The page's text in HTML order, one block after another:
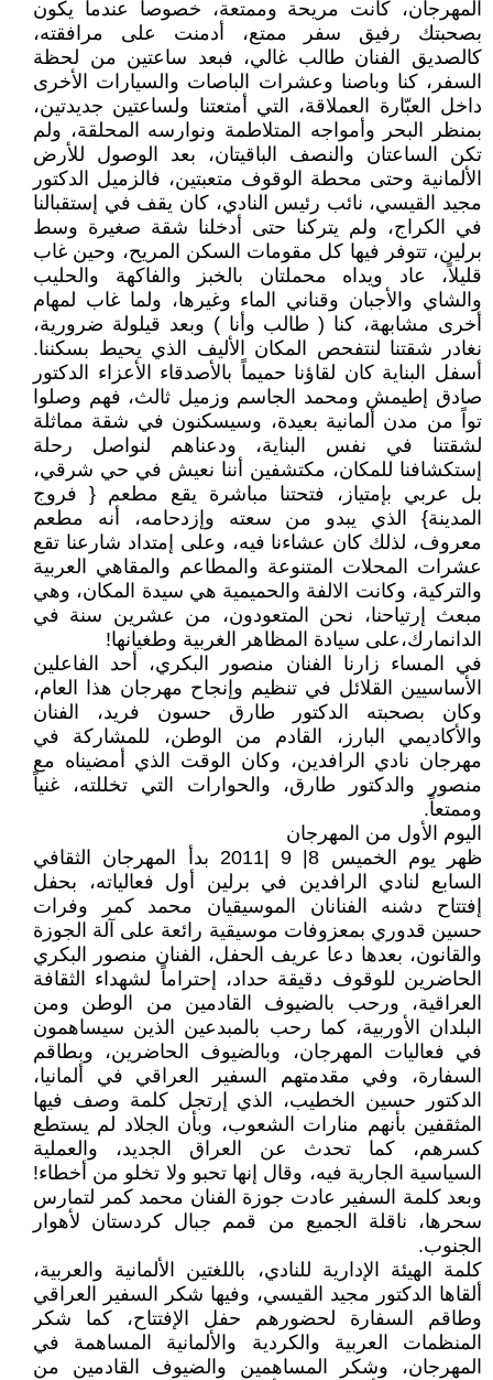
المهرجان، كانت مريحة وممتعة، خصوصاً عندما يكون
بصحبتك رفيق سفر ممتع، أدمنت على مرافقته،
كالصديق الفنان طالب غالي، فبعد ساعتين من لحظة
السفر، كنا وباصنا وعشرات الباصات والسيارات الأخرى
داخل العبّارة العملاقة، التي أمتعتنا ولساعتين جديدتين،
بمنظر البحر وأمواجه المتلاطمة ونوارسه المحلقة، ولم
تكن الساعتان والنصف الباقيتان، بعد الوصول للأرض
الألمانية وحتى محطة الوقوف متعبتين، فالزميل الدكتور
مجيد القيسي، نائب رئيس النادي، كان يقف في إستقبالنا
في الكراج، ولم يتركنا حتى أدخلنا شقة صغيرة وسط
برلين، تتوفر فيها كل مقومات السكن المريح، وحين غاب
قليلاً، عاد ويداه محملتان بالخبز والفاكهة والحليب
والشاي والأجبان وقناني الماء وغيرها، ولما غاب لمهام
أخرى مشابهة، كنا ( طالب وأنا ) وبعد قيلولة ضرورية،
نغادر شقتنا لنتفحص المكان الأليف الذي يحيط بسكننا.
أسفل البناية كان لقاؤنا حميماً بالأصدقاء الأعزاء الدكتور
صادق إطيمش ومحمد الجاسم وزميل ثالث، فهم وصلوا
تواً من مدن ألمانية بعيدة، وسيسكنون في شقة مماثلة
لشقتنا في نفس البناية، ودعناهم لنواصل رحلة
إستكشافنا للمكان، مكتشفين أننا نعيش في حي شرقي،
بل عربي بإمتياز، فتحتنا مباشرة يقع مطعم { فروج
المدينة} الذي يبدو من سعته وإزدحامه، أنه مطعم
معروف، لذلك كان عشاءنا فيه، وعلى إمتداد شارعنا تقع
عشرات المحلات المتنوعة والمطاعم والمقاهي العربية
والتركية، وكانت الالفة والحميمية هي سيدة المكان، وهي
مبعث إرتياحنا، نحن المتعودون، من عشرين سنة في
الدانمارك،على سيادة المظاهر الغربية وطغيانها!
في المساء زارنا الفنان منصور البكري، أحد الفاعلين
الأساسيين القلائل في تنظيم وإنجاح مهرجان هذا العام،
وكان بصحبته الدكتور طارق حسون فريد، الفنان
والأكاديمي البارز، القادم من الوطن، للمشاركة في
مهرجان نادي الرافدين، وكان الوقت الذي أمضيناه مع
منصور والدكتور طارق، والحوارات التي تخللته، غنياً
وممتعاً.
اليوم الأول من المهرجان
ظهر يوم الخميس 8| 9 |2011 بدأ المهرجان الثقافي
السابع لنادي الرافدين في برلين أول فعالياته، بحفل
إفتتاح دشنه الفنانان الموسيقيان محمد كمر وفرات
حسين قدوري بمعزوفات موسيقية رائعة على آلة الجوزة
والقانون، بعدها دعا عريف الحفل، الفنان منصور البكري
الحاضرين للوقوف دقيقة حداد، إحتراماً لشهداء الثقافة
العراقية، ورحب بالضيوف القادمين من الوطن ومن
البلدان الأوربية، كما رحب بالمبدعين الذين سيساهمون
في فعاليات المهرجان، وبالضيوف الحاضرين، وبطاقم
السفارة، وفي مقدمتهم السفير العراقي في ألمانيا،
الدكتور حسين الخطيب، الذي إرتجل كلمة وصف فيها
المثقفين بأنهم منارات الشعوب، وبأن الجلاد لم يستطع
كسرهم، كما تحدث عن العراق الجديد، والعملية
السياسية الجارية فيه، وقال إنها تحبو ولا تخلو من أخطاء!
وبعد كلمة السفير عادت جوزة الفنان محمد كمر لتمارس
سحرها، ناقلة الجميع من قمم جبال كردستان لأهوار
الجنوب.
كلمة الهيئة الإدارية للنادي، باللغتين الألمانية والعربية،
ألقاها الدكتور مجيد القيسي، وفيها شكر السفير العراقي
وطاقم السفارة لحضورهم حفل الإفتتاح، كما شكر
المنظمات العربية والكردية والألمانية المساهمة في
المهرجان، وشكر المساهمين والضيوف القادمين من